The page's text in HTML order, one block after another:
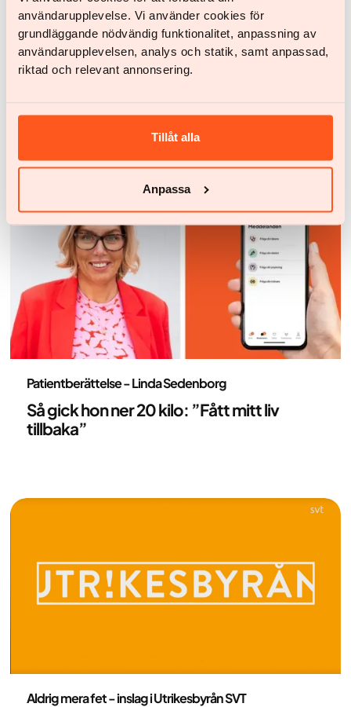
användarupplevelse. Vi använder cookies för
grundläggande nödvändig funktionalitet, anpassning av
användarupplevelsen, analys och statik, samt anpassad,
riktad och relevant annonsering.
Tillåt alla
Anpassa
Patientberättelser - artikel
Fanny Lagerwall: Därför tar jag medicin mot obesitas
Fanny Lagerwall delar sin personliga resa med
trots att hon möts av fördomar.
Patientberättelse - Linda Sedenborg
Så gick hon ner 20 kilo: ”Fått mitt liv
tillbaka”
Aldrig mera fet - inslag i Utrikesbyrån SVT